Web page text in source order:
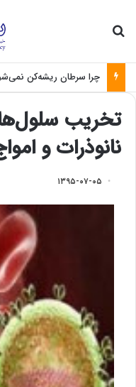
چرا سرطان ریشه‌کن
تخریب
نانوذرات و
۱۳۹۵-۰۷-۰۵